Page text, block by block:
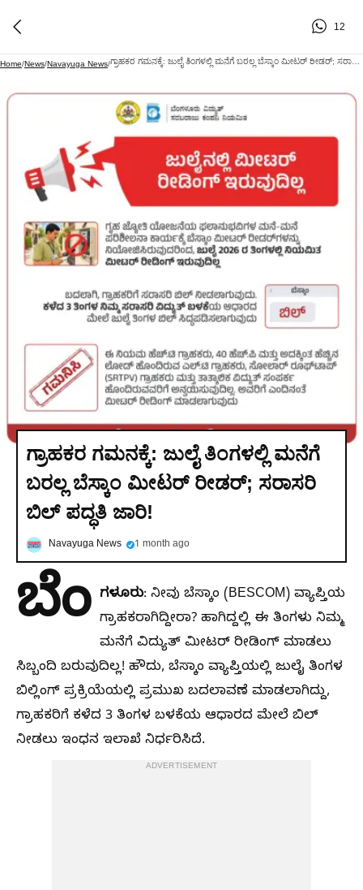
12
Home/News/Navayuga News/
ಗ್ರಾಹಕರ ಗಮನಕ್ಕೆ: ಜುಲೈ ತಿಂಗಳಲ್ಲಿ ಮನೆಗೆ
ಬರಲ್ಲ ಬೆಸ್ಕಾಂ ಮೀಟರ್ ರೀಡರ್; ಸರಾಸರಿ
ಬಿಲ್ ಪದ್ಧತಿ ಜಾರಿ!
Navayuga News 1 month ago
ಬೆಂ ಗಳೂರು: ನೀವು ಬೆಸ್ಕಾಂ (BESCOM) ವ್ಯಾಪ್ತಿಯ
ಗ್ರಾಹಕರಾಗಿದ್ದೀರಾ? ಹಾಗಿದ್ದಲ್ಲಿ ಈ ತಿಂಗಳು ನಿಮ್ಮ
ಮನೆಗೆ ವಿದ್ಯುತ್ ಮೀಟರ್ ರೀಡಿಂಗ್ ಮಾಡಲು
ಸಿಬ್ಬಂದಿ ಬರುವುದಿಲ್ಲ! ಹೌದು, ಬೆಸ್ಕಾಂ ವ್ಯಾಪ್ತಿಯಲ್ಲಿ ಜುಲೈ ತಿಂಗಳ
ಬಿಲ್ಲಿಂಗ್ ಪ್ರಕ್ರಿಯೆಯಲ್ಲಿ ಪ್ರಮುಖ ಬದಲಾವಣೆ ಮಾಡಲಾಗಿದ್ದು,
ಗ್ರಾಹಕರಿಗೆ ಕಳೆದ 3 ತಿಂಗಳ ಬಳಕೆಯ ಆಧಾರದ ಮೇಲೆ ಬಿಲ್
ನೀಡಲು ಇಂಧನ ಇಲಾಖೆ ನಿರ್ಧರಿಸಿದೆ.
ADVERTISEMENT